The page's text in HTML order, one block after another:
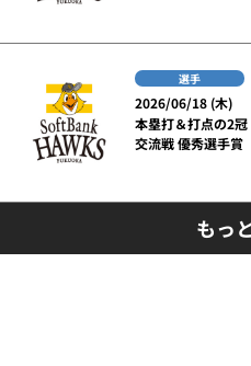
選手
2026/06/18 (木)
本塁打＆打点の2
交流戦 優秀選手賞
もっ